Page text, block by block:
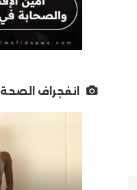
انفجراف الصحة